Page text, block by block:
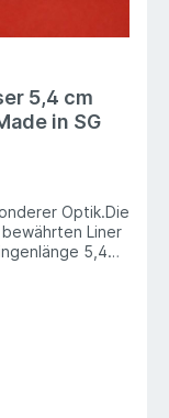
5,4 cm
Heft von Eickhorn Made in SG
Optik.Die
Liner
5,4